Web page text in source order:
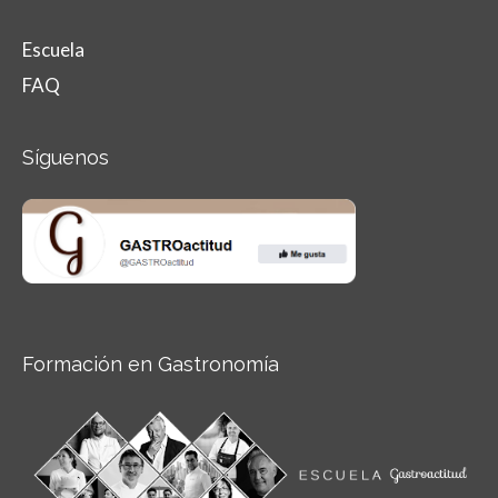
Escuela
FAQ
Síguenos
Formación en Gastronomía